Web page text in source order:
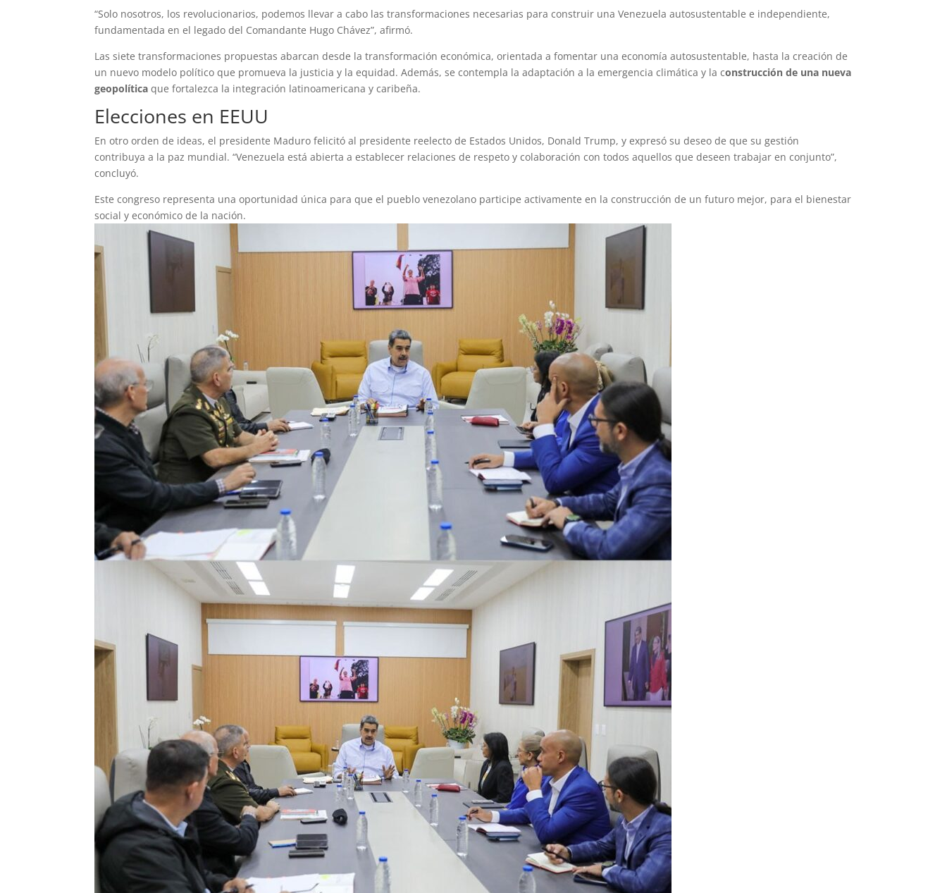
“Solo nosotros, los revolucionarios, podemos llevar a cabo las transformaciones necesarias para construir una Venezuela autosustentable e independiente,
fundamentada en el legado del Comandante Hugo Chávez”, afirmó.
Las siete transformaciones propuestas abarcan desde la transformación económica, orientada a fomentar una economía autosustentable, hasta la creación de
un nuevo modelo político que promueva la justicia y la equidad. Además, se contempla la adaptación a la emergencia climática y la construcción de una nueva
geopolítica que fortalezca la integración latinoamericana y caribeña.
Elecciones en EEUU
En otro orden de ideas, el presidente Maduro felicitó al presidente reelecto de Estados Unidos, Donald Trump, y expresó su deseo de que su gestión
contribuya a la paz mundial. “Venezuela está abierta a establecer relaciones de respeto y colaboración con todos aquellos que deseen trabajar en conjunto”,
concluyó.
Este congreso representa una oportunidad única para que el pueblo venezolano participe activamente en la construcción de un futuro mejor, para el bienestar
social y económico de la nación.